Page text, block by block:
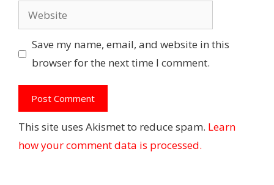
Website
Save my name, email, and website in this
browser for the next time I comment.
This site uses Akismet to reduce spam. Learn
how your comment data is processed.